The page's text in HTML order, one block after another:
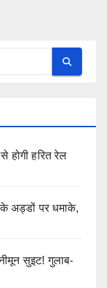
होगी हरित रेल
के अड्डों पर धमाके,
सुइट! गुलाब-